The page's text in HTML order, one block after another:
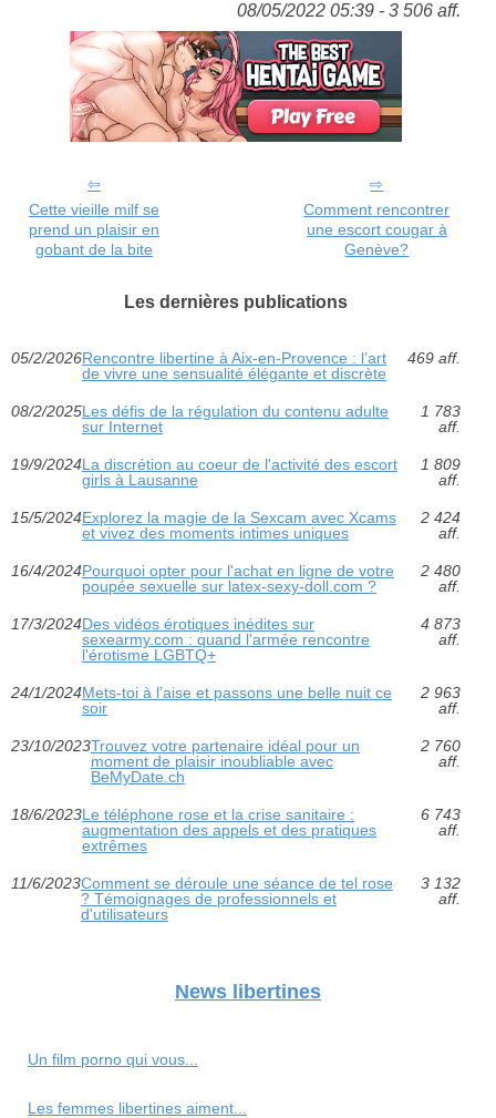
08/05/2022 05:39 - 3 506 aff.
Cette vieille milf se
prend un plaisir en
gobant de la bite
Comment rencontrer
une escort cougar à
Genève?
Les dernières publications
05/2/2026Rencontre libertine à Aix-en-Provence : l’art
de vivre une sensualité élégante et discrète
469 aff.
08/2/2025Les défis de la régulation du contenu adulte
sur Internet
1 783
aff.
19/9/2024La discrétion au coeur de l'activité des escort
girls à Lausanne
1 809
aff.
15/5/2024Explorez la magie de la Sexcam avec Xcams
et vivez des moments intimes uniques
2 424
aff.
16/4/2024Pourquoi opter pour l'achat en ligne de votre
poupée sexuelle sur latex-sexy-doll.com ?
2 480
aff.
17/3/2024Des vidéos érotiques inédites sur
sexearmy.com : quand l'armée rencontre
l'érotisme LGBTQ+
4 873
aff.
24/1/2024Mets-toi à l’aise et passons une belle nuit ce
soir
2 963
aff.
23/10/2023Trouvez votre partenaire idéal pour un
moment de plaisir inoubliable avec
BeMyDate.ch
2 760
aff.
18/6/2023Le téléphone rose et la crise sanitaire :
augmentation des appels et des pratiques
extrêmes
6 743
aff.
11/6/2023Comment se déroule une séance de tel rose
? Témoignages de professionnels et
d'utilisateurs
3 132
aff.
News libertines
Un film porno qui vous...
Les femmes libertines aiment...